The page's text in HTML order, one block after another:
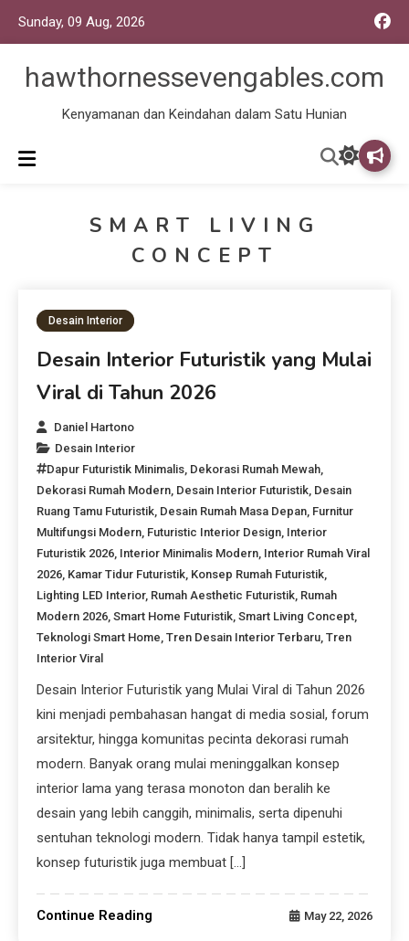
Sunday, 09 Aug, 2026
hawthornessevengables.com
Kenyamanan dan Keindahan dalam Satu Hunian
SMART LIVING
CONCEPT
Desain Interior
Desain Interior Futuristik yang Mulai
Viral di Tahun 2026
Daniel Hartono
Desain Interior
Dapur Futuristik Minimalis, Dekorasi Rumah Mewah,
Dekorasi Rumah Modern, Desain Interior Futuristik, Desain
Ruang Tamu Futuristik, Desain Rumah Masa Depan, Furnitur
Multifungsi Modern, Futuristic Interior Design, Interior
Futuristik 2026, Interior Minimalis Modern, Interior Rumah Viral
2026, Kamar Tidur Futuristik, Konsep Rumah Futuristik,
Lighting LED Interior, Rumah Aesthetic Futuristik, Rumah
Modern 2026,Smart Home Futuristik,Smart Living Concept,
Teknologi Smart Home,Tren Desain Interior Terbaru,Tren
Interior Viral
Desain Interior Futuristik yang Mulai Viral di Tahun 2026
kini menjadi pembahasan hangat di media sosial, forum
arsitektur, hingga komunitas pecinta dekorasi rumah
modern. Banyak orang mulai meninggalkan konsep
interior lama yang terasa monoton dan beralih ke
desain yang lebih canggih, minimalis, serta dipenuhi
sentuhan teknologi modern. Tidak hanya tampil estetik,
konsep futuristik juga membuat […]
Continue Reading May 22, 2026